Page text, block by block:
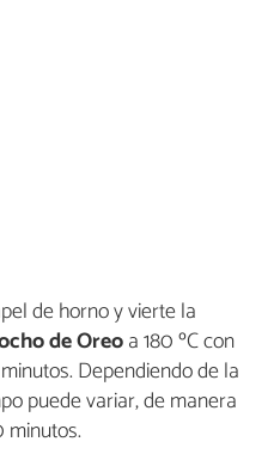
de horno y vierte la
de Oreoa 180 ºC con
Dependiendo de la
puede variar, de manera
minutos.